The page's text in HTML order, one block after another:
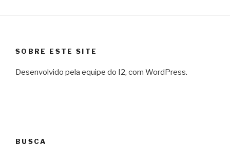
SOBRE ESTE SITE
Desenvolvido pela equipe do I2, com WordPress.
BUSCA